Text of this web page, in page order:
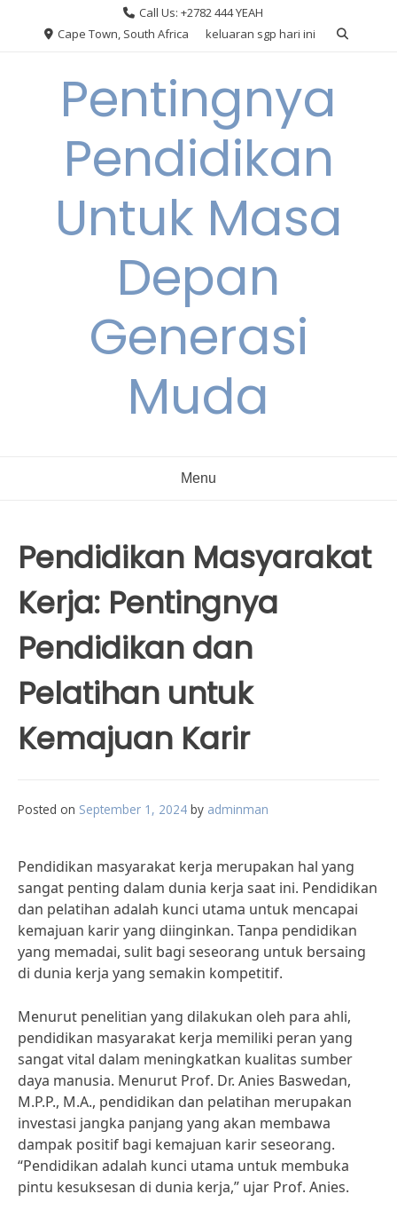
Call Us: +2782 444 YEAH
Cape Town, South Africa
keluaran sgp hari ini
Pentingnya
Pendidikan
Untuk Masa
Depan
Generasi
Muda
Menu
Pendidikan Masyarakat
Kerja: Pentingnya
Pendidikan dan
Pelatihan untuk
Kemajuan Karir
Posted on September 1, 2024 by adminman
Pendidikan masyarakat kerja merupakan hal yang
sangat penting dalam dunia kerja saat ini. Pendidikan
dan pelatihan adalah kunci utama untuk mencapai
kemajuan karir yang diinginkan. Tanpa pendidikan
yang memadai, sulit bagi seseorang untuk bersaing
di dunia kerja yang semakin kompetitif.
Menurut penelitian yang dilakukan oleh para ahli,
pendidikan masyarakat kerja memiliki peran yang
sangat vital dalam meningkatkan kualitas sumber
daya manusia. Menurut Prof. Dr. Anies Baswedan,
M.P.P., M.A., pendidikan dan pelatihan merupakan
investasi jangka panjang yang akan membawa
dampak positif bagi kemajuan karir seseorang.
“Pendidikan adalah kunci utama untuk membuka
pintu kesuksesan di dunia kerja,” ujar Prof. Anies.